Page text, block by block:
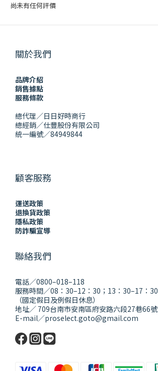
尚未有任何評價
關於我們
品牌介紹
銷售據點
服務條款
總代理／日日好時商行
總經銷／仕豐股份有限公司
統一編號／84949844
顧客服務
運送政策
退換貨政策
隱私政策
防詐騙宣導
聯絡我們
電話／0800–018–118
服務時間／08：30–12：30；13：30–17：30
（國定假日及例假日休息）
地址／ 709台南市安南區府安路六段27巷66號
E-mail／proselect.goto@gmail.com